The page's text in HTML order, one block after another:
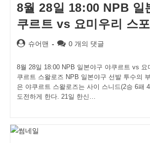
8월 28일 18:00 NPB 일
쿠르트 vs 요미우리 스
Post슈어맨
Post0 개의 댓글
8월 28일 18:00 NPB 일본야구 야쿠르트 vs 요
쿠르트 스왈로즈 NPB 일본야구 선발 투수의
은 야쿠르트 스왈로즈는 사이 스니드(2승 6패
도전하게 한다. 21일 한신…